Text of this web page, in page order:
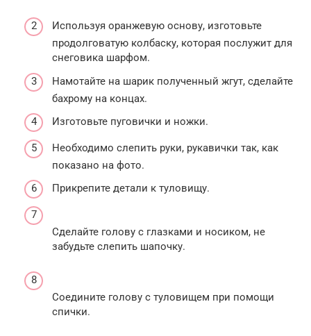
Используя оранжевую основу, изготовьте
продолговатую колбаску, которая послужит для
снеговика шарфом.
Намотайте на шарик полученный жгут, сделайте
бахрому на концах.
Изготовьте пуговички и ножки.
Необходимо слепить руки, рукавички так, как
показано на фото.
Прикрепите детали к туловищу.
Сделайте голову с глазками и носиком, не
забудьте слепить шапочку.
Соедините голову с туловищем при помощи
спички.